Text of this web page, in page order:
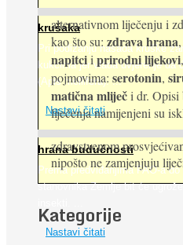
krušaka
Pri podizanju nasada kruške
kukcima jer vlada uvjerenje da
(Apis mellifera). ...
Nastavi čitati
hrana budućnosti
Prema predviđanjima FAO-a
stanovnika Zemlje bit će
Nastavi čitati
alternativnom liječenju i
kao što su: zdrava hrana,
napitciiprirodni lijekovi
pojmovima: serotonin,
matična mliječi dr. Opisi
liječenja namijenjeni su
zdravstvenom
nipošto ne zamjenjuju
Kategorije